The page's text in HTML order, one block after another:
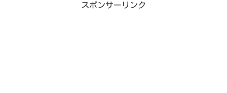
スポンサーリンク